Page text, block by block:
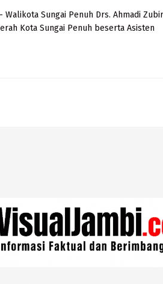
Walikota Sungai Penuh Drs. Ahmadi
Kota Sungai Penuh beserta Asisten